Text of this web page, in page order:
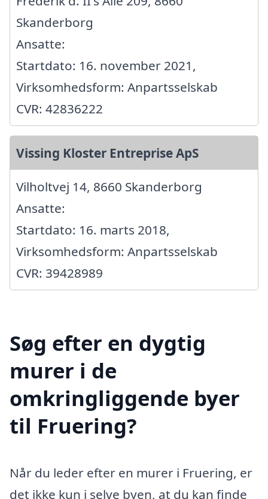
Skanderborg
Ansatte:
Startdato: 16. november 2021,
Virksomhedsform: Anpartsselskab
CVR: 42836222
Vissing Kloster Entreprise ApS
Vilholtvej 14, 8660 Skanderborg
Ansatte:
Startdato: 16. marts 2018,
Virksomhedsform: Anpartsselskab
CVR: 39428989
Søg efter en dygtig
murer i de
omkringliggende byer
til Fruering?
Når du leder efter en murer i Fruering, er
det ikke kun i selve byen, at du kan finde